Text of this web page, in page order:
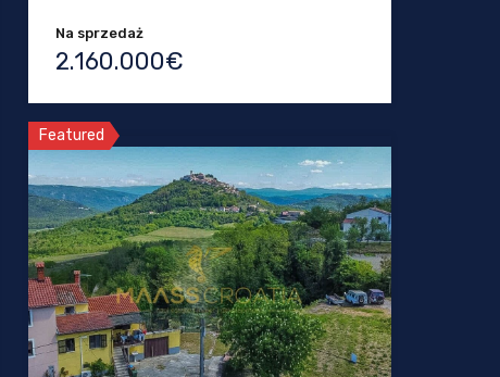
Na sprzedaż
2.160.000€
Featured